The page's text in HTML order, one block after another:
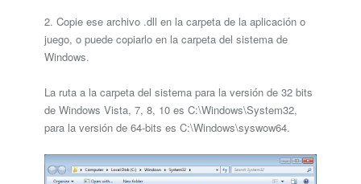
2. Copie ese archivo .dll en la carpeta de la aplicación o
juego, o puede copiarlo en la carpeta del sistema de
Windows.
La ruta a la carpeta del sistema para la versión de 32 bits
de Windows Vista, 7, 8, 10 es C:\Windows\System32,
para la versión de 64-bits es C:\Windows\syswow64.